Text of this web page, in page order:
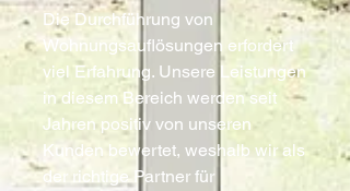
Die Durchführung von
Wohnungsauflösungen erfordert
viel Erfahrung. Unsere Leistungen
in diesem Bereich werden seit
Jahren positiv von unseren
Kunden bewertet, weshalb wir als
der richtige Partner für